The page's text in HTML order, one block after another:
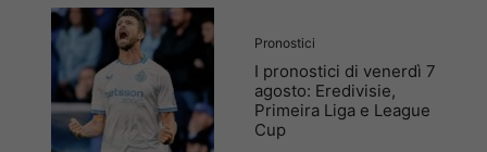
Pronostici
I pronostici di venerdì 7
agosto: Eredivisie,
Primeira Liga e League
Cup